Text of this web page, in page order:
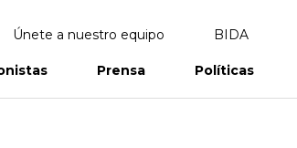
Únete a nuestro equipo BIDA
Prensa Políticas